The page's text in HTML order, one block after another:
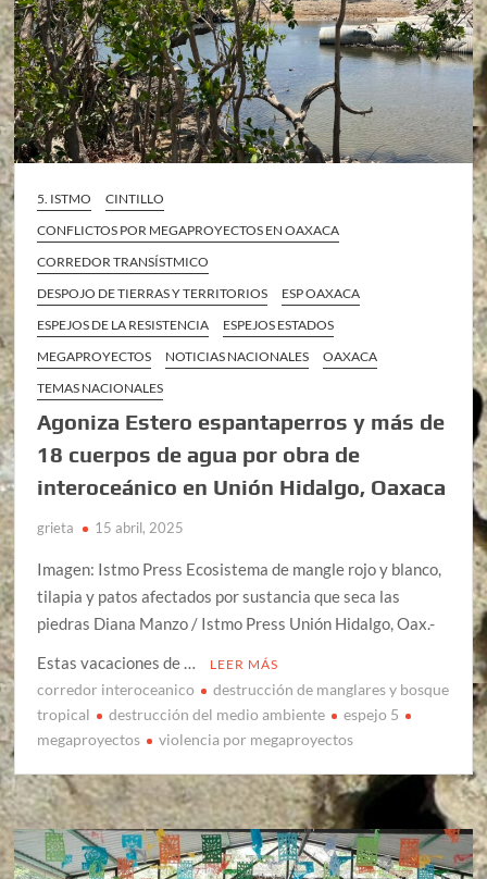
5. ISTMO
CINTILLO
CONFLICTOS POR MEGAPROYECTOS EN OAXACA
CORREDOR TRANSÍSTMICO
DESPOJO DE TIERRAS Y TERRITORIOS
ESP OAXACA
ESPEJOS DE LA RESISTENCIA
ESPEJOS ESTADOS
MEGAPROYECTOS
NOTICIAS NACIONALES
OAXACA
TEMAS NACIONALES
Agoniza Estero espantaperros y más de
18 cuerpos de agua por obra de
interoceánico en Unión Hidalgo, Oaxaca
grieta 15 abril, 2025
Imagen: Istmo Press Ecosistema de mangle rojo y blanco,
tilapia y patos afectados por sustancia que seca las
piedras Diana Manzo / Istmo Press Unión Hidalgo, Oax.-
Estas vacaciones de …
LEER MÁS
corredor interoceanico
destrucción de manglares y bosque
tropical
destrucción del medio ambiente
espejo 5
megaproyectos
violencia por megaproyectos